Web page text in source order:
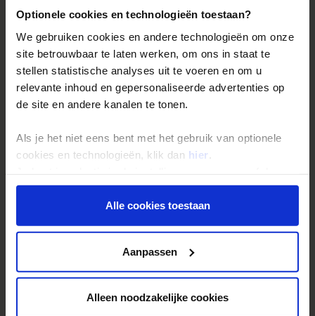
Optionele cookies en technologieën toestaan?
We gebruiken cookies en andere technologieën om onze
site betrouwbaar te laten werken, om ons in staat te
stellen statistische analyses uit te voeren en om u
relevante inhoud en gepersonaliseerde advertenties op
de site en andere kanalen te tonen.
Als je het niet eens bent met het gebruik van optionele
cookies en technologieën, klik dan hier
onder aan de pagina op elk gewenst moment voor de
toekomst wijzigen.Alle cookies toestaan
Aanpassen
Alleen noodzakelijke cookies
De belangrijkste info op een rij
Bestemmingen
Duurzaam reizen
Reis- en annuleringsvoorwaarden
Veelgestelde vragen
Groepsreizen
Festivalreizen
Nieuwe reizen